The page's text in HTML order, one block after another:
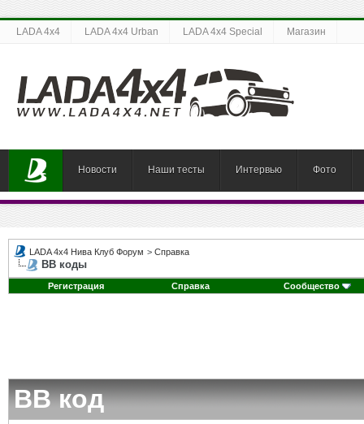
LADA 4x4 LADA 4x4 Urban LADA 4x4 Special Магазин
Новости Наши тесты Интервью Фото
LADA 4x4 Нива Клуб Форум > Справка
BB коды
Регистрация Справка Сообщество
BB код